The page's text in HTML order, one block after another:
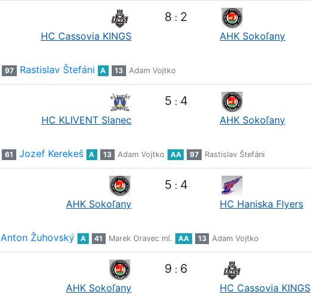
HC Cassovia KINGS
8 : 2
AHK Sokoľany
97 Rastislav Štefáni A 13 Adam Vojtko
HC KLIVENT Slanec
5 : 4
AHK Sokoľany
61 Jozef Kerekeš A 13 Adam Vojtko AA 97 Rastislav Štefáni
AHK Sokoľany
5 : 4
HC Haniska Flyers
Anton Žuhovský A 41 Marek Oravec ml. AA 13 Adam Vojtko
AHK Sokoľany
9 : 6
HC Cassovia KINGS